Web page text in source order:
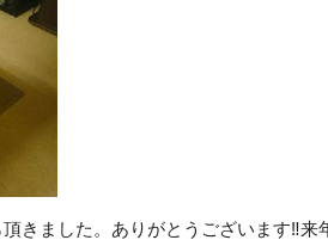
きました。ありがとうございます‼